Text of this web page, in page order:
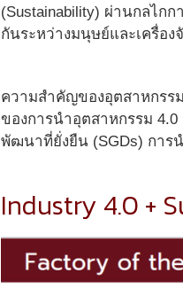
(Sustainability) ผ่านกลไก
กันระหว่างมนุษย์และเครื่อง
ความสำคัญของอุตสาหกรร
ของการนำอุตสาหกรรม
พัฒนาที่ยั่งยืน (SGDs) การ
Industry 4.0 +